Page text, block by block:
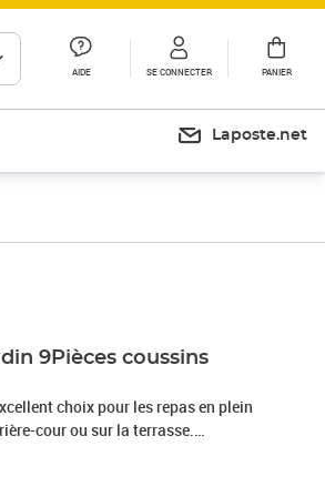
AIDE SE CONNECTER PANIER
Laposte.net
9Pièces coussins
choix pour les repas en plein
cour ou sur la terrasse.
sous le nom de poly rotin, est